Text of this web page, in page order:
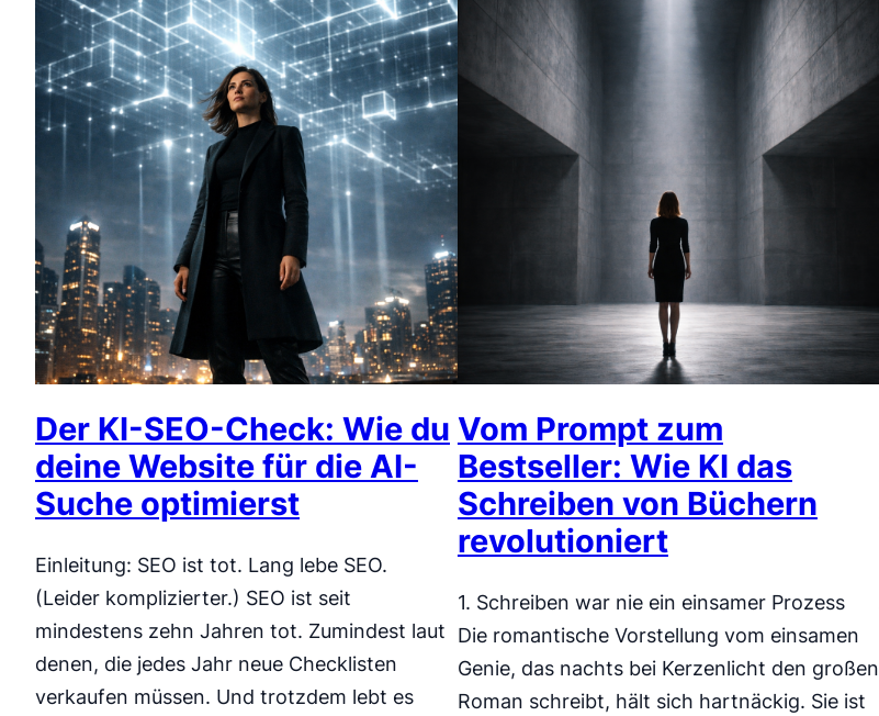
Der KI-SEO-Check: Wie du
deine Website für die AI-
Suche optimierst
Einleitung: SEO ist tot. Lang lebe SEO.
(Leider komplizierter.) SEO ist seit
mindestens zehn Jahren tot. Zumindest laut
denen, die jedes Jahr neue Checklisten
verkaufen müssen. Und trotzdem lebt es
Vom Prompt zum
Bestseller: Wie KI das
Schreiben von Büchern
revolutioniert
1. Schreiben war nie ein einsamer Prozess
Die romantische Vorstellung vom einsamen
Genie, das nachts bei Kerzenlicht den großen
Roman schreibt, hält sich hartnäckig. Sie ist